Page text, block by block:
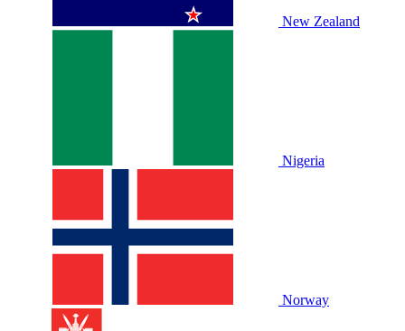
New Zealand
Nigeria
Norway